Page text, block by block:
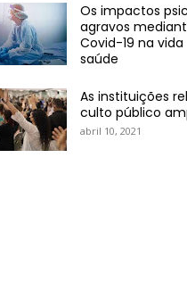
Os impactos
agravos
Covid-19 na
saúde
As instituições
culto público
abril 10, 2021